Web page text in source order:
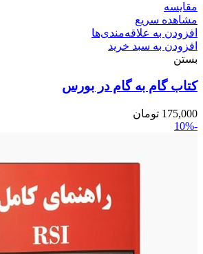
مقایسه
مشاهده سریع
افزودن به علاقه‌مندی‌ها
افزودن به سبد خرید
بستن
کتاب گام به گام در بورس
175,000 تومان
-10%